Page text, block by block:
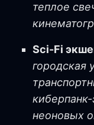
теплое
Sci-Fi
городская
неоновых